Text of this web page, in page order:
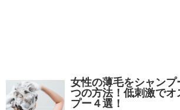
女性の薄毛をシャンプ
つの方法！低刺激で
プー４選！